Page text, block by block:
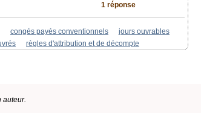
1 réponse
congés payés conventionnels
jours ouvrables
règles d'attribution et de décompte
auteur.